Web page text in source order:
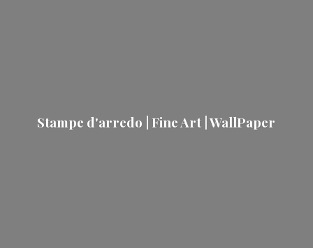
Stampe d'arredo | Fine Art | WallPaper